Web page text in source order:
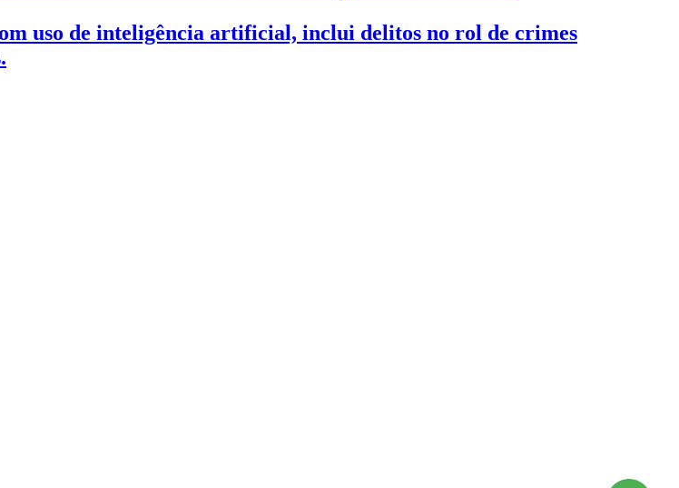
uso de inteligência artificial, inclui delitos no rol de crimes